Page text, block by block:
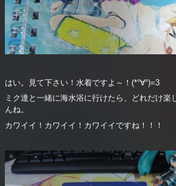
はい。見て下さい！水着ですよ～！(*°∀°)=3
ミク達と一緒に海水浴に行けたら、どれだけ楽
んね。
カワイイ！カワイイ！カワイイですね！！！